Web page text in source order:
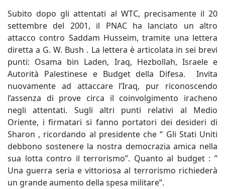
Subito dopo gli attentati al WTC, precisamente il 20
settembre del 2001, il PNAC ha lanciato un altro
attacco contro Saddam Husseim, tramite una lettera
diretta a G. W. Bush . La lettera è articolata in sei brevi
punti: Osama bin Laden, Iraq, Hezbollah, Israele e
Autorità Palestinese e Budget della Difesa. Invita
nuovamente ad attaccare l’Iraq, pur riconoscendo
l’assenza di prove circa il coinvolgimento iracheno
negli attentati. Sugli altri punti relativi al Medio
Oriente, i firmatari si fanno portatori dei desideri di
Sharon , ricordando al presidente che “ Gli Stati Uniti
debbono sostenere la nostra democrazia amica nella
sua lotta contro il terrorismo”. Quanto al budget : ”
Una guerra seria e vittoriosa al terrorismo richiederà
un grande aumento della spesa militare”.